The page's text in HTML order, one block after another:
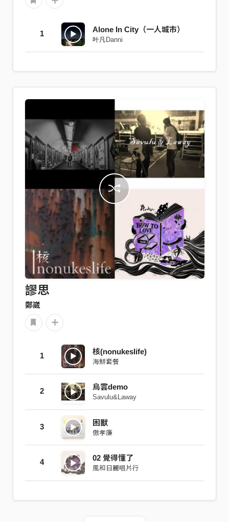
1 Alone In City（一人城市）
叶凡Danni
謬思
鄭崴
1 核(nonukeslife)
海鮮套餐
2 烏雲demo
Savulu&Laway
3 困獸
傲孝廉
4 02 覺得懂了
風和日麗唱片行